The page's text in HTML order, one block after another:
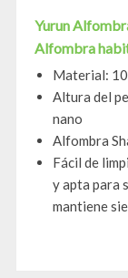
Yurun
Alfombra
Material:
Altura del
nano
Alfombra
Fácil de
y apta para
mantiene